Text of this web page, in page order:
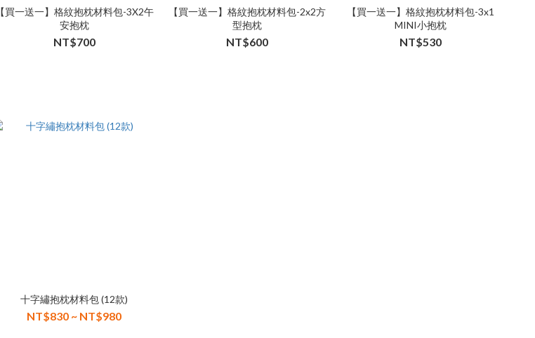
【買一送一】格紋抱枕材料包-3X2午
安抱枕
NT$700
【買一送一】格紋抱枕材料包-2x2方
型抱枕
NT$600
【買一送一】格紋抱枕材料包-3x1
MINI小抱枕
NT$530
十字繡抱枕材料包 (12款)
NT$830 ~ NT$980